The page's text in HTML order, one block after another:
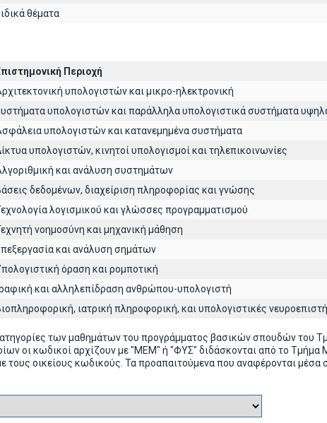
θέματα
Περιοχή
υπολογιστών και μικρο-ηλεκτρονική
υπολογιστών και παράλληλα υπολογιστικά συστήματα
υπολογιστών και κατανεμημένα συστήματα
υπολογιστών, κινητοί υπολογισμοί και τηλεπικοινωνίες
και ανάλυση συστημάτων
δεδομένων, διαχείριση πληροφορίας και γνώσης
λογισμικού και γλώσσες προγραμματισμού
νοημοσύνη και μηχανική μάθηση
και ανάλυση σημάτων
όραση και ρομποτική
και αλληλεπίδραση ανθρώπου-υπολογιστή
ιατρική πληροφορική, και υπολογιστικές
των μαθημάτων του προγράμματος βασικών σπουδών του
οι κωδικοί αρχίζουν με "ΜΕΜ" ή "ΦΥΣ" διδάσκονται από το
τους οικείους κωδικούς. Τα προαπαιτούμενα που αναφέρονται μέσα